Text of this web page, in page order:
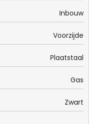
Inbouw
Voorzijde
Plaatstaal
Gas
Zwart